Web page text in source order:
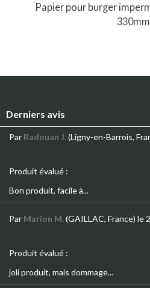
Papier pour burger
Derniers avis
Par Radouan J.(Ligny-en-Barrois,
Produit évalué :
Bon produit, facile à...
Par Marion M.(GAILLAC, France) le
Produit évalué :
joli produit, mais dommage...